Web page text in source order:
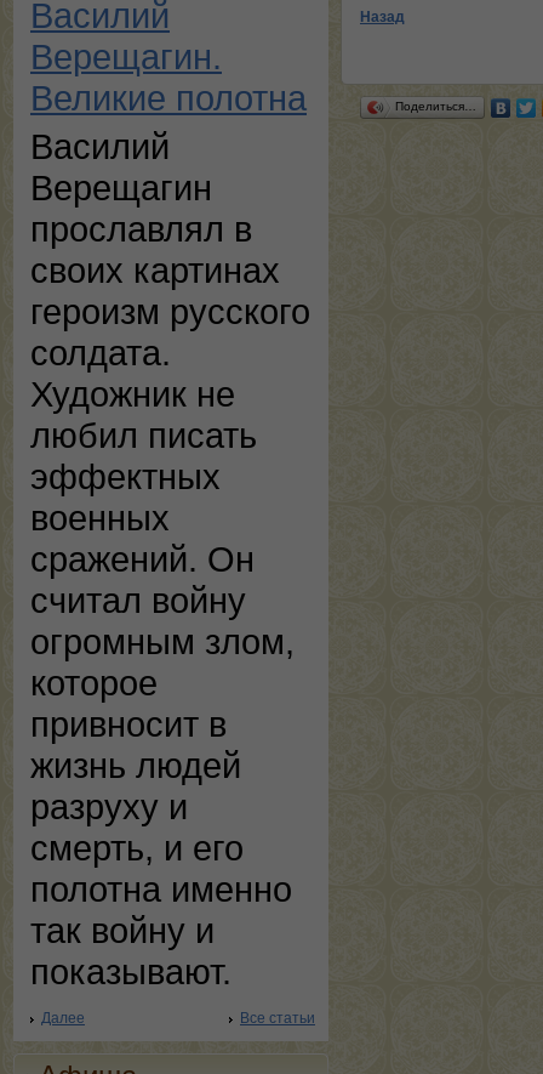
Василий
Верещагин.
Великие полотна
Василий
Верещагин
прославлял в
своих картинах
героизм русского
солдата.
Художник не
любил писать
эффектных
военных
сражений. Он
считал войну
огромным злом,
которое
привносит в
жизнь людей
разруху и
смерть, и его
полотна именно
так войну и
показывают.
Далее Все статьи
Назад
Поделиться…